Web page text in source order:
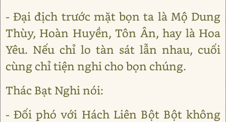
- Đại địch trước mặt bọn ta là Mộ Dung
Thùy, Hoàn Huyền, Tôn Ân, hay là Hoa
Yêu. Nếu chỉ lo tàn sát lẫn nhau, cuối
cùng chỉ tiện nghi cho bọn chúng.
Thác Bạt Nghi nói:
- Đối phó với Hách Liên Bột Bột không